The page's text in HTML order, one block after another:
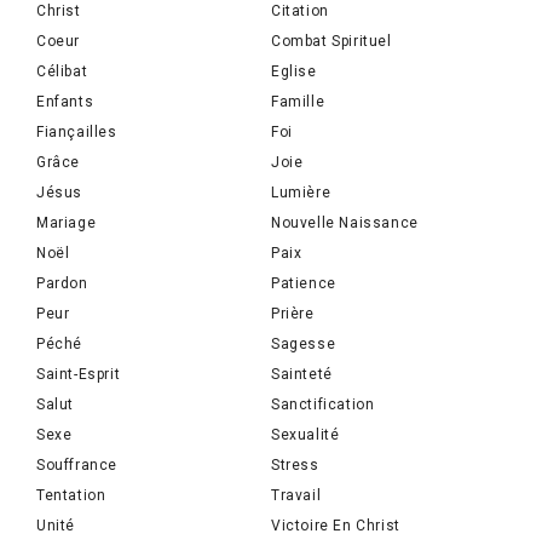
Christ
Citation
Coeur
Combat Spirituel
Célibat
Eglise
Enfants
Famille
Fiançailles
Foi
Grâce
Joie
Jésus
Lumière
Mariage
Nouvelle Naissance
Noël
Paix
Pardon
Patience
Peur
Prière
Péché
Sagesse
Saint-Esprit
Sainteté
Salut
Sanctification
Sexe
Sexualité
Souffrance
Stress
Tentation
Travail
Unité
Victoire En Christ